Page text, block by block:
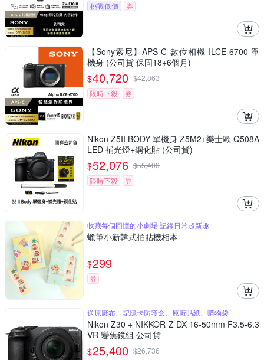
挑戰低價
券
【Sony索尼】APS-C 數位相機 ILCE-6700 單
機身 (公司貨 保固18+6個月)
$40,720 $42,863
限時下殺
券
Nikon Z5II BODY 單機身 Z5M2+樂士歐 Q508A
LED 補光燈+鋼化貼 (公司貨)
$52,076 $55,400
限時下殺
券
收藏每個回憶的小劇場 記錄日常超新趣
蠟筆小新韓式拍貼機相本
$299
券
送原廠布、記憶卡防護盒、原廠貼紙、購物袋
Nikon Z30 + NIKKOR Z DX 16-50mm F3.5-6.3
VR 變焦鏡組 公司貨
$25,400 $26,736